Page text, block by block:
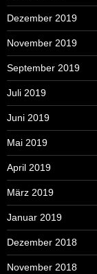
Dezember 2019
November 2019
September 2019
Juli 2019
Juni 2019
Mai 2019
April 2019
März 2019
Januar 2019
Dezember 2018
November 2018